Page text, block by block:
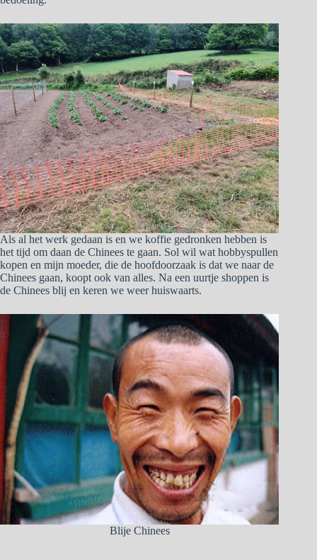
Als al het werk gedaan is en we koffie gedronken hebben is
het tijd om daan de Chinees te gaan. Sol wil wat hobbyspullen
kopen en mijn moeder, die de hoofdoorzaak is dat we naar de
Chinees gaan, koopt ook van alles. Na een uurtje shoppen is
de Chinees blij en keren we weer huiswaarts.
Blije Chinees